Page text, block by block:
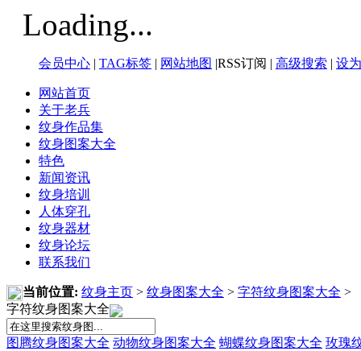
Loading...
会员中心 | TAG标签 | 网站地图 |RSS订阅 | 高级搜索 | 设
网站首页
关于老兵
纹身作品集
纹身图案大全
特色
新闻资讯
纹身培训
人体穿孔
纹身器材
纹身论坛
联系我们
当前位置: 纹身主页 > 纹身图案大全 > 字符纹身图案大全 >
字符纹身图案大全
图腾纹身图案大全 动物纹身图案大全 蝴蝶纹身图案大全 玫瑰